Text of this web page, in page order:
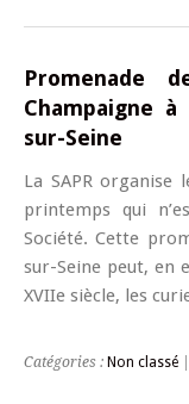
Promenade
Champaigne
sur-Seine
La SAPR organise
printemps qui
Société. Cette
sur-Seine peut, en
XVIIe siècle, les
Catégories : Non classé